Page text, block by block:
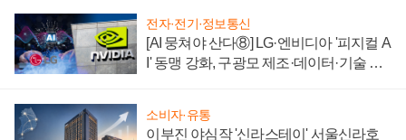
전자·전기·정보통신
[AI 뭉쳐야 산다⑧] LG·엔비디아 '피지컬 A
I' 동맹 강화, 구광모 제조·데이터·기술 결
소비자·유통
이부진 야심작 '신라스테이' 서울신라호